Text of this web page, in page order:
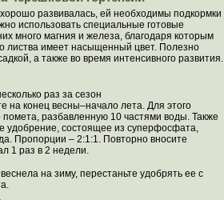
развивалась, ей необходимы подкормки
использовать специальные готовые
много магния и железа, благодаря которым
листва имеет насыщенный цвет. Полезно
а также во время интенсивного развития.
раз за сезон
на конец весны–начало лета. Для этого
помета, разбавленную 10 частями воды. Также
удобрение, состоящее из суперфосфата,
Пропорции – 2:1:1. Повторно вносите
1 раз в 2 недели.
на зиму, перестаньте удобрять ее с